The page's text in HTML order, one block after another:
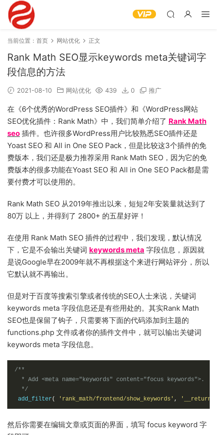
当前位置： 首页 网站优化 正文
Rank Math SEO显示keywords meta关键词字
段信息的方法
2021-08-10 网站优化 439 0 推广
在《6个优秀的WordPress SEO插件》和《WordPress网站
SEO优化插件：Rank Math》中，我们简单介绍了 Rank Math
seo 插件。也许很多WordPress用户比较熟悉SEO插件还是
Yoast SEO 和 All in One SEO Pack，但是比较这3个插件的免
费版本，我们还是极力推荐采用 Rank Math SEO，因为它的免
费版本的很多功能在Yoast SEO 和 All in One SEO Pack都是需
要付费才可以使用的。
Rank Math SEO 从2019年推出以来，短短2年安装量就达到了
80万 以上，并得到了 2800+ 的五星好评！
在使用 Rank Math SEO 插件的过程中，我们发现，默认情况
下，它是不会输出关键词 keywords meta 字段信息，原因就
是说Google早在2009年就不再根据这个来进行网站评分，所以
它默认就不再输出。
但是对于百度等搜索引擎或者传统的SEO人士来说，关键词
keywords meta 字段信息还是有些用处的。其实Rank Math
SEO也是保留了钩子，只需要将下面的代码添加到主题的
functions.php 文件或者你的插件文件中，就可以输出关键词
keywords meta 字段信息。
/**
* Add <meta name="keywords" content="focus keywords">.
*/
add_filter( 'rank_math/frontend/show_keywords' ,
然后你需要在编辑文章或页面的界面，填写 focus keyword 字